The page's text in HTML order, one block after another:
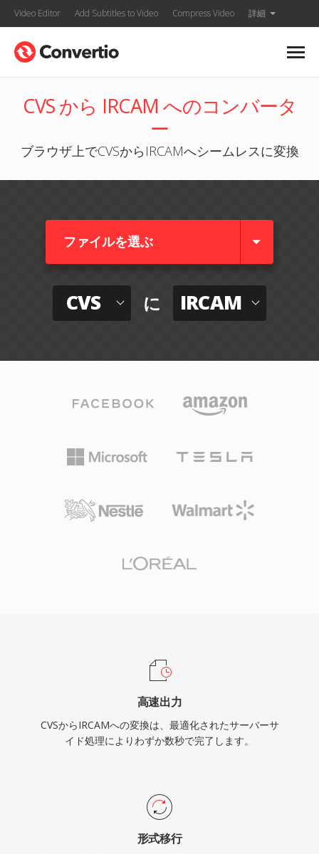
Video Editor Add Subtitles to Video Compress Video 詳細
CVS から IRCAM へのコンバータ
ー
ブラウザ上でCVSからIRCAMへシームレスに変換
ファイルを選ぶ
CVS に IRCAM
高速出力
CVSからIRCAMへの変換は、最適化されたサーバーサ
イド処理によりわずか数秒で完了します。
形式移行